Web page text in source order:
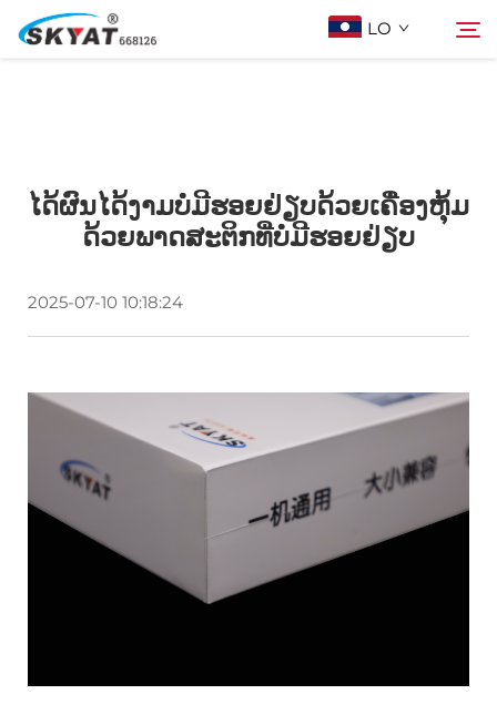
LO
ເຄື່ອງຫຸ້ມດ້ວຍພາດສະຕິກບໍ່ຮົ່ວ
ໂປເจັກ
ຂ່າວ
ຕິດຕໍ່ພວກເຮົາ
ໄດ້ຜົນໄດ້ງາມບໍ່ມີຮອຍຢ່ຽບດ້ວຍເຄື່ອງຫຸ້ມ
ດ້ວຍພາດສະຕິກທີ່ບໍ່ມີຮອຍຢ່ຽບ
2025-07-10 10:18:24